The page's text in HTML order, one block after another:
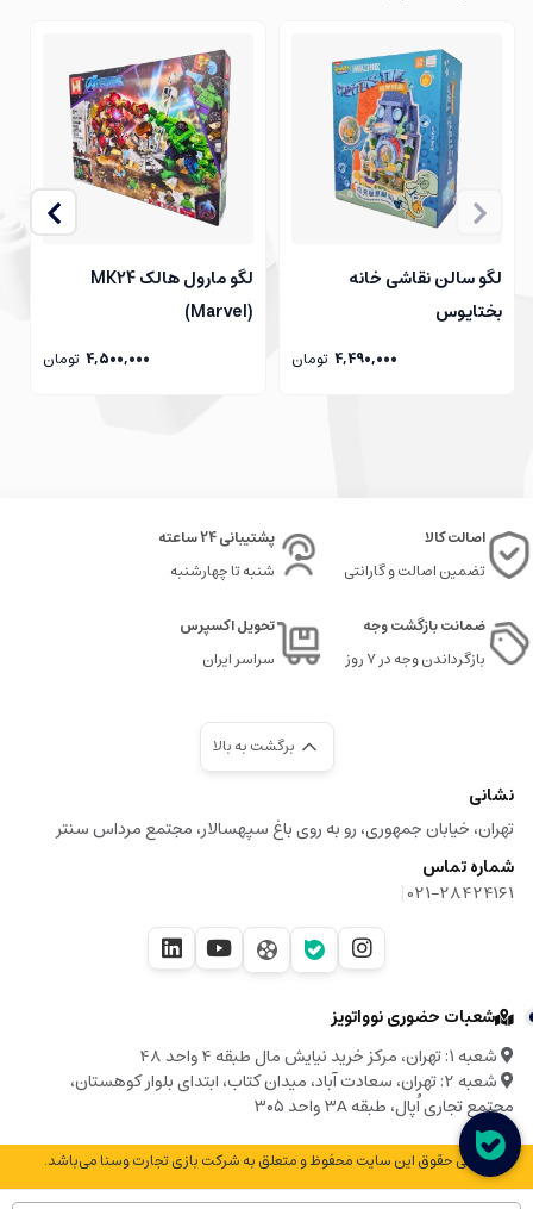
لگو سالن نقاشی خانه
بختاپوس
4,490,000 تومان
لگو مارول هالک MK24
(Marvel)
4,500,000 تومان
اصالت کالا
تضمین اصالت و گارانتی
پشتیبانی 24 ساعته
شنبه تا چهارشنبه
ضمانت بازگشت وجه
بازگرداندن وجه در ۷ روز
تحویل اکسپرس
سراسر ایران
برگشت به بالا
نشانی
تهران، خیابان جمهوری، رو به روی باغ سپهسالار، مجتمع مرداس سنتر
شماره تماس
021-28424161
|
شعبات حضوری نوواتویز
شعبه ۱: تهران، مرکز خرید نیایش مال طبقه 4 واحد 48
شعبه 2: تهران، سعادت آباد، میدان کتاب، ابتدای بلوار کوهستان،
مجتمع تجاری اُپال، طبقه ۳A واحد ۳۰۵
© تمامی حقوق این سایت محفوظ و متعلق به شرکت بازی تجارت وسنا می‌باشد.